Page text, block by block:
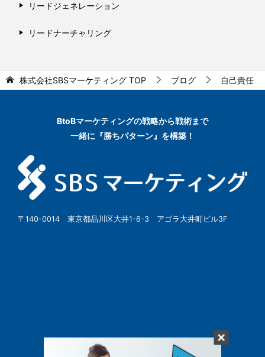
リードジェネレーション
リードナーチャリング
株式会社SBSマーケティング TOP ブログ 自己責任
BtoBマーケティングの戦略から戦術まで
一緒に『勝ちパターン』を構築！
〒140-0014 東京都品川区大井1-6-3 アゴラ大井町ビル3F